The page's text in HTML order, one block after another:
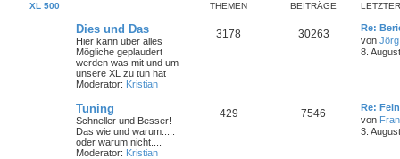
XL 500 THEMEN BEITRÄGE
Dies und Das
Hier kann über alles
Mögliche geplaudert
werden was mit und um
unsere XL zu tun hat
Moderator: Kristian
3178 30263
Re:
von Jörg
8.
Tuning
Schneller und Besser!
Das wie und warum.....
oder warum nicht....
Moderator: Kristian
429 7546
Re:
von
3.